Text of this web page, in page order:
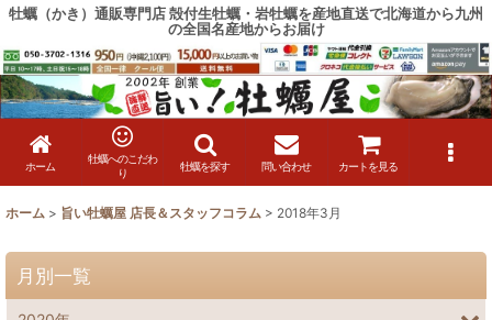
牡蠣（かき）通販専門店 殻付生牡蠣・岩牡蠣を産地直送で北海道から九州
の全国名産地からお届け
ホーム
牡蠣へのこだわ
り
牡蠣を探す 問い合わせ カートを見る
ホーム > 旨い牡蠣屋 店長＆スタッフコラム > 2018年3月
月別一覧